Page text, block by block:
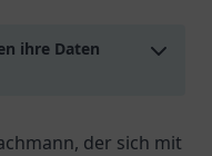
ihre Daten
der sich mit